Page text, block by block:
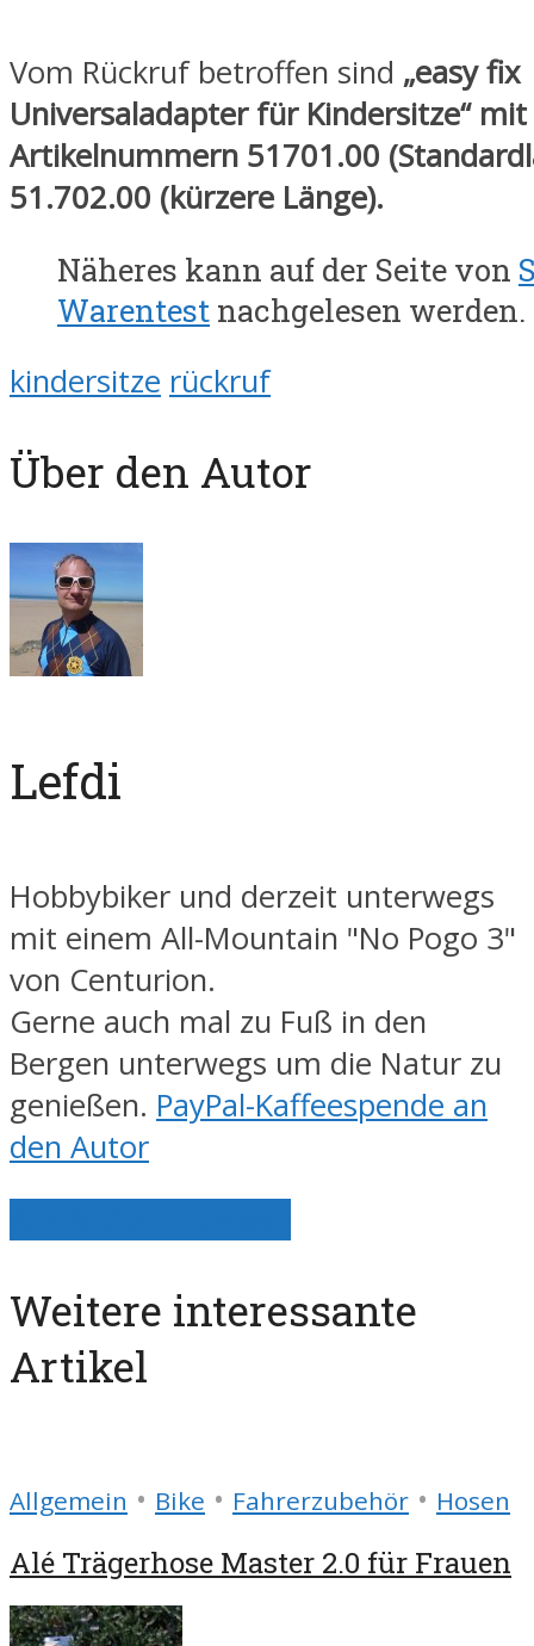
Vom Rückruf betroffen sind „easy fix
Universaladapter für Kindersitze“
Artikelnummern 51701.00
51.702.00 (kürzere Länge).
Näheres kann auf der Seite von
Warentest nachgelesen werden.
kindersitze rückruf
Über den Autor
Lefdi
Hobbybiker und derzeit unterwegs
mit einem All-Mountain "No Pogo 3"
von Centurion.
Gerne auch mal zu Fuß in den
Bergen unterwegs um die Natur zu
genießen. PayPal-Kaffeespende an
den Autor
Weitere interessante
Artikel
Allgemein • Bike • Fahrerzubehör • Hosen
Alé Trägerhose Master 2.0 für Frauen